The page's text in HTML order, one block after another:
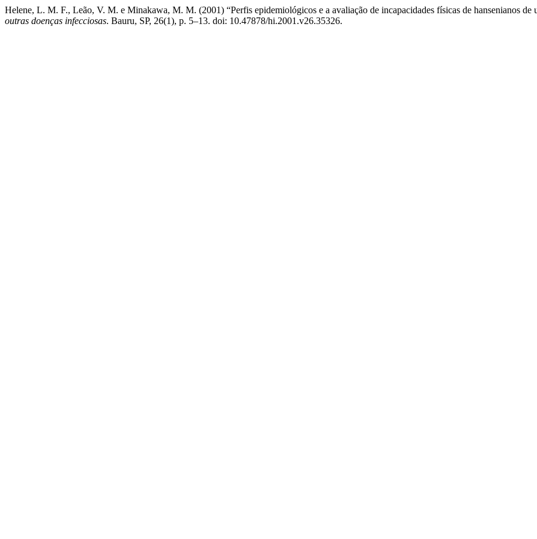
Helene, L. M. F., Leão, V. M. e Minakawa, M. M. (2001) “Perfis epidemiológicos e a avaliação de incapacidades físicas de hansenianos de
outras doenças infecciosas. Bauru, SP, 26(1), p. 5–13. doi: 10.47878/hi.2001.v26.35326.